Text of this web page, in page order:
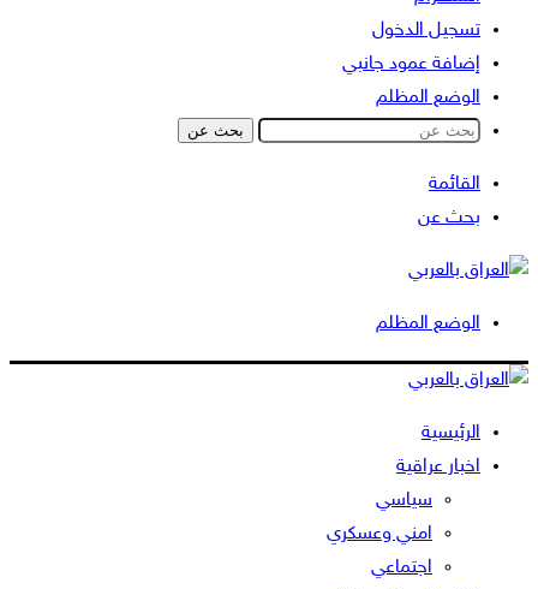
تسجيل الدخول
إضافة عمود جانبي
الوضع المظلم
بحث عن
القائمة
بحث عن
الوضع المظلم
الرئيسية
اخبار عراقية
سياسي
امني وعسكري
اجتماعي